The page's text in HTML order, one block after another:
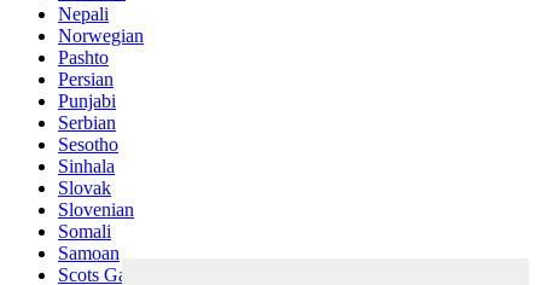
Nepali
Norwegian
Pashto
Persian
Punjabi
Serbian
Sesotho
Sinhala
Slovak
Slovenian
Somali
Samoan
Scots Gaelic